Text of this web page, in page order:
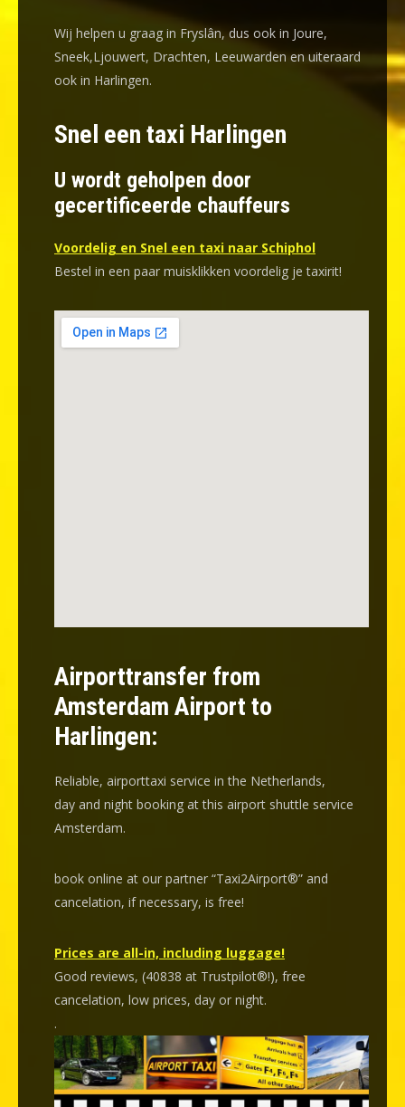
Wij helpen u graag in Fryslân, dus ook in Joure,
Sneek,Ljouwert, Drachten, Leeuwarden en uiteraard
ook in Harlingen.
Snel een taxi Harlingen
U wordt geholpen door
gecertificeerde chauffeurs
Voordelig en Snel een taxi naar Schiphol
Bestel in een paar muisklikken voordelig je taxirit!
Airporttransfer from
Amsterdam Airport to
Harlingen:
Reliable, airporttaxi service in the Netherlands,
day and night booking at this airport shuttle service
Amsterdam.
book online at our partner “Taxi2Airport®” and
cancelation, if necessary, is free!
Prices are all-in, including luggage!
Good reviews, (40838 at Trustpilot®!), free
cancelation, low prices, day or night.
.